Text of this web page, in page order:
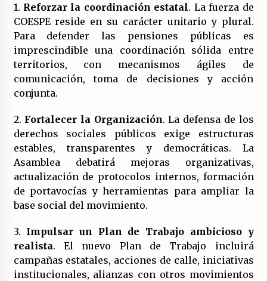
1. Reforzar la coordinación estatal. La fuerza de
COESPE reside en su carácter unitario y plural.
Para defender las pensiones públicas es
imprescindible una coordinación sólida entre
territorios, con mecanismos ágiles de
comunicación, toma de decisiones y acción
conjunta.
2. Fortalecer la Organización. La defensa de los
derechos sociales públicos exige estructuras
estables, transparentes y democráticas. La
Asamblea debatirá mejoras organizativas,
actualización de protocolos internos, formación
de portavocías y herramientas para ampliar la
base social del movimiento.
3. Impulsar un Plan de Trabajo ambicioso y
realista. El nuevo Plan de Trabajo incluirá
campañas estatales, acciones de calle, iniciativas
institucionales, alianzas con otros movimientos